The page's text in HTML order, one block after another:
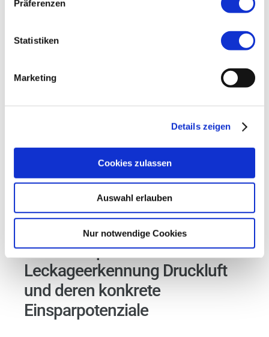
Präferenzen
Statistiken
Marketing
Details zeigen
Cookies zulassen
Auswahl erlauben
Nur notwendige Cookies
Die Forschung, etwa am Fraunhofer IPA,
zeigt: KI-basierte Verfahren bieten enormes
Herausforderungen bei der Datenqualität und
der Systemintegration. Dennoch: Wer auf
Energieeffizienzseiner Druckluftanlage
maximal steigern und die Betriebskosten
dauerhaft senken.
Praxisbeispiel:
Leckageerkennung Druckluft
und deren konkrete
Einsparpotenziale